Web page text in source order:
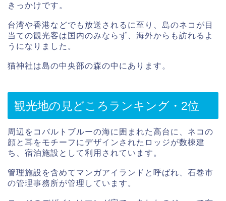
きっかけです。
台湾や香港などでも放送されるに至り、島のネコが目
当ての観光客は国内のみならず、海外からも訪れるよ
うになりました。
猫神社は島の中央部の森の中にあります。
観光地の見どころランキング・2位
周辺をコバルトブルーの海に囲まれた高台に、ネコの
顔と耳をモチーフにデザインされたロッジが数棟建
ち、宿泊施設として利用されています。
管理施設を含めてマンガアイランドと呼ばれ、石巻市
の管理事務所が管理しています。